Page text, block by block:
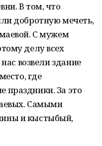
В том, что
добротную мечеть,
С мужем
делу всех
возвели здание
где
праздники. За это
Самыми
и кыстыбый,